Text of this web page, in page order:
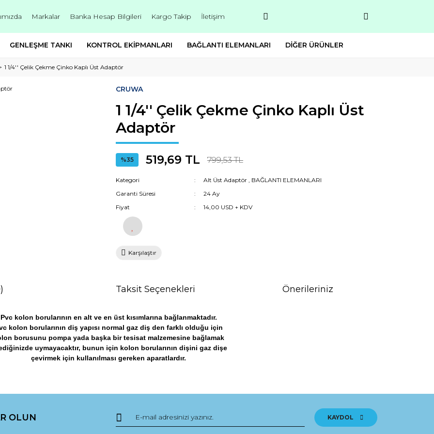
Markalar Banka Hesap Bilgileri Kargo Takip İletişim
GENLEŞME TANKI KONTROL EKİPMANLARI BAĞLANTI ELEMANLARI DİĞER ÜRÜNLER
1 1/4'' Çelik Çekme Çinko Kaplı Üst Adaptör
CRUWA
1 1/4'' Çelik Çekme Çinko Kaplı Üst
Adaptör
%35 519,69 TL 799,53 TL
Kategori Alt Üst Adaptör , BAĞLANTI ELEMANLARI
Garanti Süresi
24 Ay
Fiyat
14,00 USD + KDV
Karşılaştır
Taksit Seçenekleri Önerileriniz
Pvc kolon borularının en alt ve en üst kısımlarına bağlanmaktadır.
kolon borularının diş yapısı normal gaz diş den farklı olduğu için
borusunu pompa yada başka bir tesisat malzemesine bağlamak
uymayacaktır, bunun için kolon borularının dişini gaz dişe
çevirmek için kullanılması gereken aparatlardır.
Yorum Yaz
OLUN KAYDOL